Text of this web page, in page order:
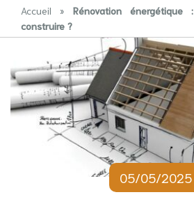
Accueil » Rénovation
construire ?
05/05/2025